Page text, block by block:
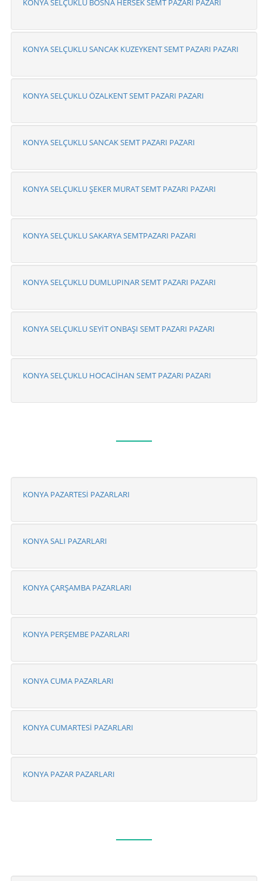
KONYA SELÇUKLU BOSNA HERSEK SEMT PAZARI PAZARI
KONYA SELÇUKLU SANCAK KUZEYKENT SEMT PAZARI PAZARI
KONYA SELÇUKLU ÖZALKENT SEMT PAZARI PAZARI
KONYA SELÇUKLU SANCAK SEMT PAZARI PAZARI
KONYA SELÇUKLU ŞEKER MURAT SEMT PAZARI PAZARI
KONYA SELÇUKLU SAKARYA SEMTPAZARI PAZARI
KONYA SELÇUKLU DUMLUPINAR SEMT PAZARI PAZARI
KONYA SELÇUKLU SEYİT ONBAŞI SEMT PAZARI PAZARI
KONYA SELÇUKLU HOCACİHAN SEMT PAZARI PAZARI
KONYA PAZARTESİ PAZARLARI
KONYA SALI PAZARLARI
KONYA ÇARŞAMBA PAZARLARI
KONYA PERŞEMBE PAZARLARI
KONYA CUMA PAZARLARI
KONYA CUMARTESİ PAZARLARI
KONYA PAZAR PAZARLARI